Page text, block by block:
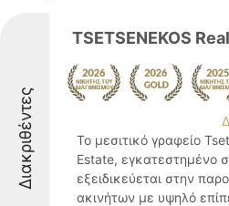
Διακριθέντες
TSETSENEKOS
Το μεσιτικό γραφείο
Estate, εγκατεστημένο
εξειδικεύεται στην
ακινήτων με υψηλό